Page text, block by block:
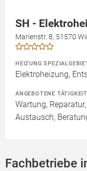
SH -
Marienstr. 8, 51570
HEIZUNG
Elektroheizung,
ANGEBOTENE
Wartung,
Austausch,
Fachbetriebe